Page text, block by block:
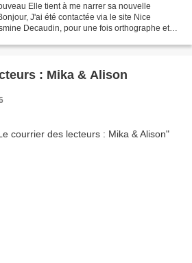
Elle tient à me narrer sa nouvelle
J'ai été contactée via le site Nice
Decaudin, pour une fois orthographe et
: Mika & Alison